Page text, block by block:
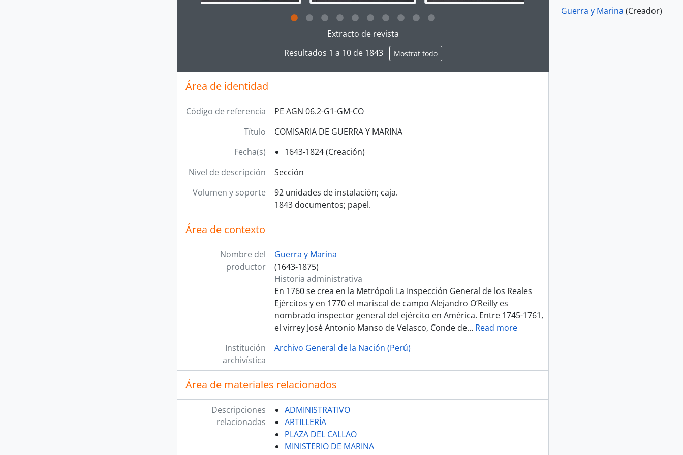
Clicking this description title link will open the description view page for this digital object. Advancing the carousel above will
Extracto de revista
Resultados 1 a 10 de 1843
Mostrat todo
Área de identidad
Código de referencia
PE AGN 06.2-G1-GM-CO
Título
COMISARIA DE GUERRA Y MARINA
Fecha(s)
1643-1824 (Creación)
Nivel de descripción
Sección
Volumen y soporte
92 unidades de instalación; caja.
1843 documentos; papel.
Área de contexto
Nombre del
productor
Guerra y Marina
(1643-1875)
Historia administrativa
En 1760 se crea en la Metrópoli La Inspección General de los Reales
Ejércitos y en 1770 el mariscal de campo Alejandro O’Reilly es
nombrado inspector general del ejército en América. Entre 1745-1761,
el virrey José Antonio Manso de Velasco, Conde de… Read more
Institución
archivística
Archivo General de la Nación (Perú)
Área de materiales relacionados
Descripciones
relacionadas
ADMINISTRATIVO
ARTILLERÍA
PLAZA DEL CALLAO
MINISTERIO DE MARINA
Guerra y Marina (Creador)